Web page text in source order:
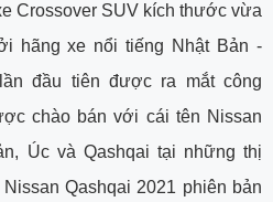
Crossover SUV kích thước vừa
hãng xe nổi tiếng Nhật Bản -
đầu tiên được ra mắt công
chào bán với cái tên Nissan
Úc và Qashqai tại những thị
Qashqai 2021 phiên bản